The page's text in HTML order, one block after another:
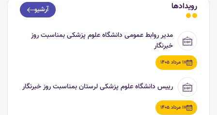
رویدادها آرشیو
مدیر روابط عمومی دانشگاه علوم پزشکی بمناسبت روز
خبرنگار
17 مرداد 1405
رییس دانشگاه علوم پزشکی لرستان بمناسبت روز خبرنگار
17 مرداد 1405